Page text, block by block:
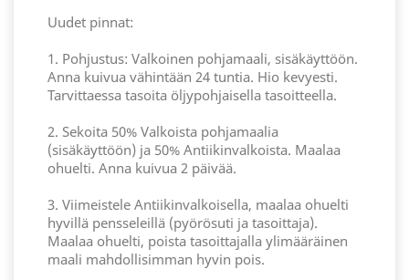
Uudet pinnat:
1. Pohjustus: Valkoinen pohjamaali, sisäkäyttöön.
Anna kuivua vähintään 24 tuntia. Hio kevyesti.
Tarvittaessa tasoita öljypohjaisella tasoitteella.
2. Sekoita 50% Valkoista pohjamaalia
(sisäkäyttöön) ja 50% Antiikinvalkoista. Maalaa
ohuelti. Anna kuivua 2 päivää.
3. Viimeistele Antiikinvalkoisella, maalaa ohuelti
hyvillä pensseleillä (pyörösuti ja tasoittaja).
Maalaa ohuelti, poista tasoittajalla ylimääräinen
maali mahdollisimman hyvin pois.